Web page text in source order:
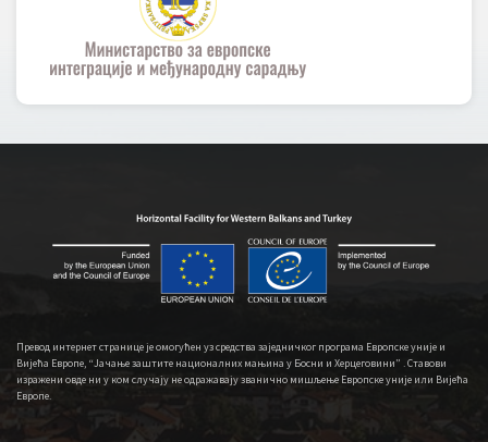
Превод интернет странице је омогућен уз средства заједничког програма Европске уније и
Вијећа Европе, “Јачање заштите националних мањина у Босни и Херцеговини” . Ставови
изражени овде ни у ком случају не одражавају званично мишљење Европске уније или Вијећа
Европе.